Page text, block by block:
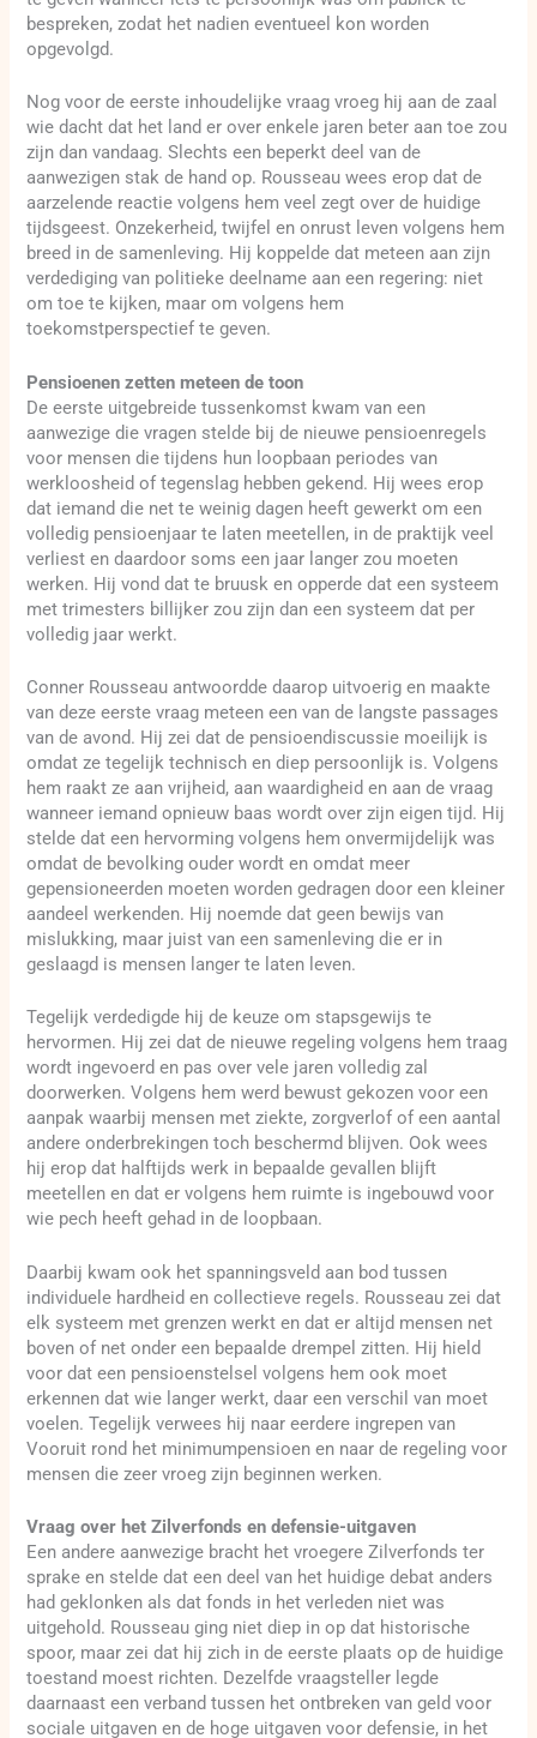
bespreken, zodat het nadien eventueel kon worden
opgevolgd.
Nog voor de eerste inhoudelijke vraag vroeg hij aan de zaal
wie dacht dat het land er over enkele jaren beter aan toe zou
zijn dan vandaag. Slechts een beperkt deel van de
aanwezigen stak de hand op. Rousseau wees erop dat de
aarzelende reactie volgens hem veel zegt over de huidige
tijdsgeest. Onzekerheid, twijfel en onrust leven volgens hem
breed in de samenleving. Hij koppelde dat meteen aan zijn
verdediging van politieke deelname aan een regering: niet
om toe te kijken, maar om volgens hem
toekomstperspectief te geven.
Pensioenen zetten meteen de toon
De eerste uitgebreide tussenkomst kwam van een
aanwezige die vragen stelde bij de nieuwe pensioenregels
voor mensen die tijdens hun loopbaan periodes van
werkloosheid of tegenslag hebben gekend. Hij wees erop
dat iemand die net te weinig dagen heeft gewerkt om een
volledig pensioenjaar te laten meetellen, in de praktijk veel
verliest en daardoor soms een jaar langer zou moeten
werken. Hij vond dat te bruusk en opperde dat een systeem
met trimesters billijker zou zijn dan een systeem dat per
volledig jaar werkt.
Conner Rousseau antwoordde daarop uitvoerig en maakte
van deze eerste vraag meteen een van de langste passages
van de avond. Hij zei dat de pensioendiscussie moeilijk is
omdat ze tegelijk technisch en diep persoonlijk is. Volgens
hem raakt ze aan vrijheid, aan waardigheid en aan de vraag
wanneer iemand opnieuw baas wordt over zijn eigen tijd. Hij
stelde dat een hervorming volgens hem onvermijdelijk was
omdat de bevolking ouder wordt en omdat meer
gepensioneerden moeten worden gedragen door een kleiner
aandeel werkenden. Hij noemde dat geen bewijs van
mislukking, maar juist van een samenleving die er in
geslaagd is mensen langer te laten leven.
Tegelijk verdedigde hij de keuze om stapsgewijs te
hervormen. Hij zei dat de nieuwe regeling volgens hem traag
wordt ingevoerd en pas over vele jaren volledig zal
doorwerken. Volgens hem werd bewust gekozen voor een
aanpak waarbij mensen met ziekte, zorgverlof of een aantal
andere onderbrekingen toch beschermd blijven. Ook wees
hij erop dat halftijds werk in bepaalde gevallen blijft
meetellen en dat er volgens hem ruimte is ingebouwd voor
wie pech heeft gehad in de loopbaan.
Daarbij kwam ook het spanningsveld aan bod tussen
individuele hardheid en collectieve regels. Rousseau zei dat
elk systeem met grenzen werkt en dat er altijd mensen net
boven of net onder een bepaalde drempel zitten. Hij hield
voor dat een pensioenstelsel volgens hem ook moet
erkennen dat wie langer werkt, daar een verschil van moet
voelen. Tegelijk verwees hij naar eerdere ingrepen van
Vooruit rond het minimumpensioen en naar de regeling voor
mensen die zeer vroeg zijn beginnen werken.
Vraag over het Zilverfonds en defensie-uitgaven
Een andere aanwezige bracht het vroegere Zilverfonds ter
sprake en stelde dat een deel van het huidige debat anders
had geklonken als dat fonds in het verleden niet was
uitgehold. Rousseau ging niet diep in op dat historische
spoor, maar zei dat hij zich in de eerste plaats op de huidige
toestand moest richten. Dezelfde vraagsteller legde
daarnaast een verband tussen het ontbreken van geld voor
sociale uitgaven en de hoge uitgaven voor defensie, in het